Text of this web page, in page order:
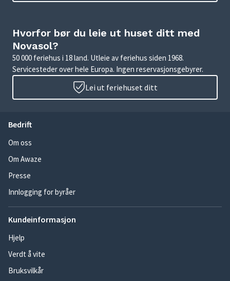
Hvorfor bør du leie ut huset ditt med
Novasol?
50 000 feriehus i 18 land. Utleie av feriehus siden 1968.
Servicesteder over hele Europa. Ingen reservasjonsgebyrer.
Lei ut feriehuset ditt
Bedrift
Om oss
Om Awaze
Presse
Innlogging for byråer
Kundeinformasjon
Hjelp
Verdt å vite
Bruksvilkår